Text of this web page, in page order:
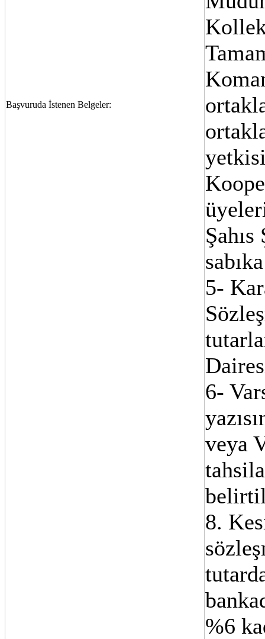
Başvuruda İstenen Belgeler:
5-
6-
veya
8.
%6